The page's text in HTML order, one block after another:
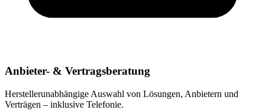
Anbieter- & Vertragsberatung
Herstellerunabhängige Auswahl von Lösungen, Anbietern und
Verträgen – inklusive Telefonie.